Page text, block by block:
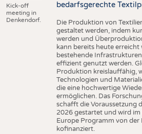
Kick-off
meeting in
Denkendorf.
bedarfsgerechte
Die Produktion von
gestaltet werden, indem
werden und
kann bereits heute erreicht
bestehende
effizient genutzt werden.
Produktion kreislauffähig,
Technologien und
die eine hochwertige
ermöglichen. Das
schafft die Voraussetzung
2026 gestartet und wird im
Europe Programm von
kofinanziert.